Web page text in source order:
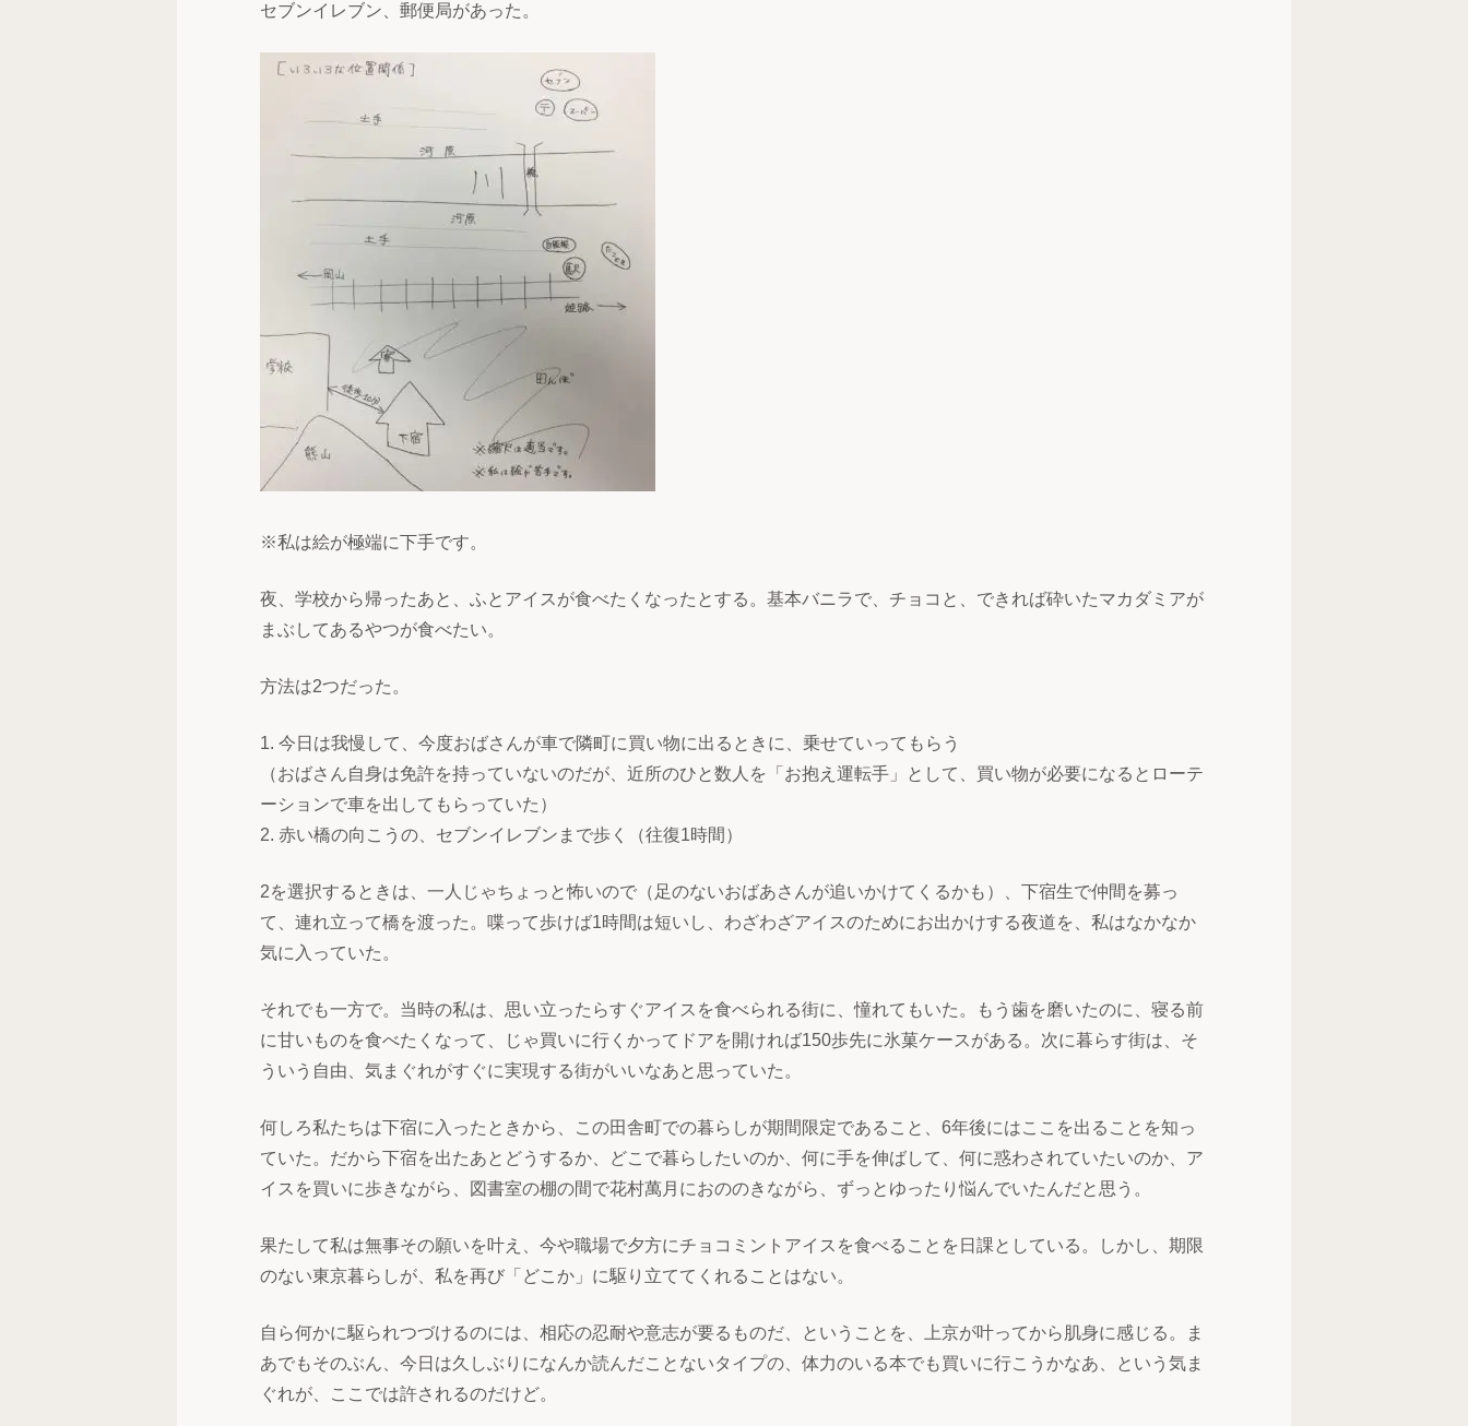
セブンイレブン、郵便局があった。
※私は絵が極端に下手です。
夜、学校から帰ったあと、ふとアイスが食べたくなったとする。基本バニラで、チョコと、できれば砕いたマカダミアが
まぶしてあるやつが食べたい。
方法は2つだった。
1. 今日は我慢して、今度おばさんが車で隣町に買い物に出るときに、乗せていってもらう
（おばさん自身は免許を持っていないのだが、近所のひと数人を「お抱え運転手」として、買い物が必要になるとローテ
ーションで車を出してもらっていた）
2. 赤い橋の向こうの、セブンイレブンまで歩く（往復1時間）
2を選択するときは、一人じゃちょっと怖いので（足のないおばあさんが追いかけてくるかも）、下宿生で仲間を募っ
て、連れ立って橋を渡った。喋って歩けば1時間は短いし、わざわざアイスのためにお出かけする夜道を、私はなかなか
気に入っていた。
それでも一方で。当時の私は、思い立ったらすぐアイスを食べられる街に、憧れてもいた。もう歯を磨いたのに、寝る前
に甘いものを食べたくなって、じゃ買いに行くかってドアを開ければ150歩先に氷菓ケースがある。次に暮らす街は、そ
ういう自由、気まぐれがすぐに実現する街がいいなあと思っていた。
何しろ私たちは下宿に入ったときから、この田舎町での暮らしが期間限定であること、6年後にはここを出ることを知っ
ていた。だから下宿を出たあとどうするか、どこで暮らしたいのか、何に手を伸ばして、何に惑わされていたいのか、ア
イスを買いに歩きながら、図書室の棚の間で花村萬月におののきながら、ずっとゆったり悩んでいたんだと思う。
果たして私は無事その願いを叶え、今や職場で夕方にチョコミントアイスを食べることを日課としている。しかし、期限
のない東京暮らしが、私を再び「どこか」に駆り立ててくれることはない。
自ら何かに駆られつづけるのには、相応の忍耐や意志が要るものだ、ということを、上京が叶ってから肌身に感じる。ま
あでもそのぶん、今日は久しぶりになんか読んだことないタイプの、体力のいる本でも買いに行こうかなあ、という気ま
ぐれが、ここでは許されるのだけど。